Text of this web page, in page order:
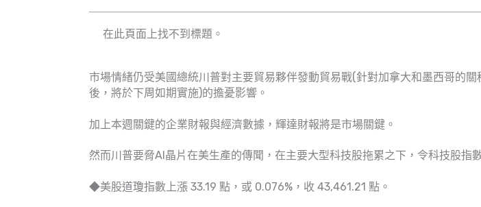
在此頁面上找不到標題。
市場情緒仍受美國總統川普對主要貿易夥伴發動貿易戰(針對加拿大和墨西哥的關
後，將於下周如期實施)的擔憂影響。
加上本週關鍵的企業財報與經濟數據，輝達財報將是市場關鍵。
然而川普要脅AI晶片在美生產的傳聞，在主要大型科技股拖累之下，令科技股指
◆美股道瓊指數上漲 33.19 點，或 0.076%，收 43,461.21 點。